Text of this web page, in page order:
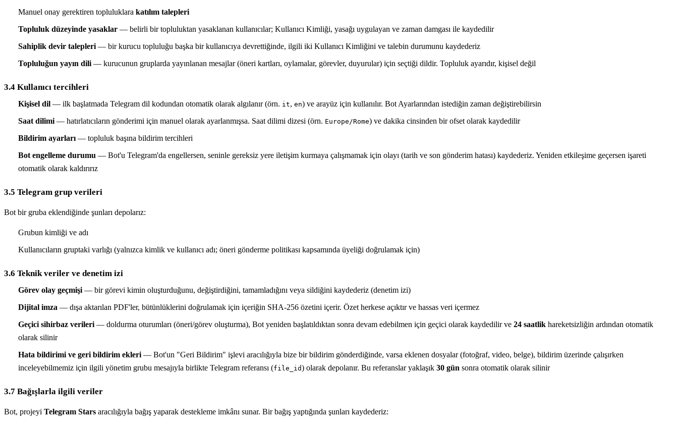
Manuel onay gerektiren topluluklara katılım talepleri
Topluluk düzeyinde yasaklar — belirli bir topluluktan yasaklanan kullanıcılar; Kullanıcı Kimliği, yasağı uygulayan ve zaman damgası ile kaydedilir
Sahiplik devir talepleri — bir kurucu topluluğu başka bir kullanıcıya devrettiğinde, ilgili iki Kullanıcı Kimliğini ve talebin durumunu kaydederiz
Topluluğun yayın dili — kurucunun gruplarda yayınlanan mesajlar (öneri kartları, oylamalar, görevler, duyurular) için seçtiği dildir. Topluluk ayarıdır, kişisel değil
3.4 Kullanıcı tercihleri
Kişisel dil — ilk başlatmada Telegram dil kodundan otomatik olarak algılanır (örn. it, en) ve arayüz için kullanılır. Bot Ayarlarından istediğin zaman değiştirebilirsin
Saat dilimi — hatırlatıcıların gönderimi için manuel olarak ayarlanmışsa. Saat dilimi dizesi (örn. Europe/Rome) ve dakika cinsinden bir ofset olarak kaydedilir
Bildirim ayarları — topluluk başına bildirim tercihleri
Bot engelleme durumu — Bot'u Telegram'da engellersen, seninle gereksiz yere iletişim kurmaya çalışmamak için olayı (tarih ve son gönderim hatası) kaydederiz. Yeniden etkileşime geçersen işareti
otomatik olarak kaldırırız
3.5 Telegram grup verileri
Bot bir gruba eklendiğinde şunları depolarız:
Grubun kimliği ve adı
Kullanıcıların gruptaki varlığı (yalnızca kimlik ve kullanıcı adı; öneri gönderme politikası kapsamında üyeliği doğrulamak için)
3.6 Teknik veriler ve denetim izi
Görev olay geçmişi — bir görevi kimin oluşturduğunu, değiştirdiğini, tamamladığını veya sildiğini kaydederiz (denetim izi)
Dijital imza — dışa aktarılan PDF'ler, bütünlüklerini doğrulamak için içeriğin SHA-256 özetini içerir. Özet herkese açıktır ve hassas veri içermez
Geçici sihirbaz verileri — doldurma oturumları (öneri/görev oluşturma), Bot yeniden başlatıldıktan sonra devam edebilmen için geçici olarak kaydedilir ve 24 saatlik hareketsizliğin ardından otomatik
olarak silinir
Hata bildirimi ve geri bildirim ekleri — Bot'un "Geri Bildirim" işlevi aracılığıyla bize bir bildirim gönderdiğinde, varsa eklenen dosyalar (fotoğraf, video, belge), bildirim üzerinde çalışırken
inceleyebilmemiz için ilgili yönetim grubu mesajıyla birlikte Telegram referansı (file_id) olarak depolanır. Bu referanslar yaklaşık 30 gün sonra otomatik olarak silinir
3.7 Bağışlarla ilgili veriler
Bot, projeyi Telegram Stars aracılığıyla bağış yaparak destekleme imkânı sunar. Bir bağış yaptığında şunları kaydederiz: